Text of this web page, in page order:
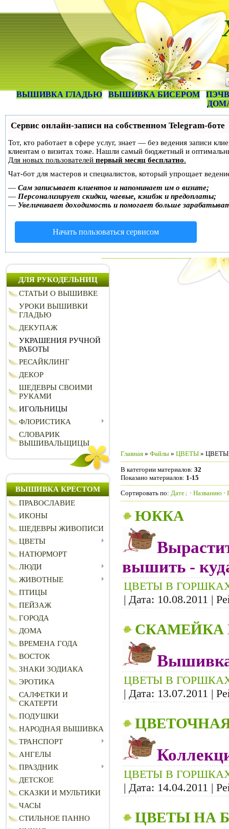
ВЫШИВКА ГЛАДЬЮ ВЫШИВКА БИСЕРОМ
Сервис онлайн-записи на собственном Telegram-боте
Тот, кто работает в сфере услуг, знает — без ведения записи
клиентам о визитах тоже. Нашли самый бюджетный и
Для новых пользователей первый месяц бесплатно.
Чат-бот для мастеров и специалистов, который упрощает
— Сам записывает клиентов и напоминает им о визите;
— Персонализирует скидки, чаевые, кэшбэк и предоплаты;
— Увеличивает доходимость и помогает больше
Начать пользоваться сервисом
ДЛЯ РУКОДЕЛЬНИЦ
СТАТЬИ О ВЫШИВКЕ
УРОКИ ВЫШИВКИ
ГЛАДЬЮ
ДЕКУПАЖ
УКРАШЕНИЯ РУЧНОЙ
РАБОТЫ
РЕСАЙКЛИНГ
ДЕКОР
ШЕДЕВРЫ СВОИМИ
РУКАМИ
ИГОЛЬНИЦЫ
ФЛОРИСТИКА
СЛОВАРИК
ВЫШИВАЛЬЩИЦЫ
ВЫШИВКА КРЕСТОМ
ПРАВОСЛАВИЕ
ИКОНЫ
ШЕДЕВРЫ ЖИВОПИСИ
ЦВЕТЫ
НАТЮРМОРТ
ЛЮДИ
ЖИВОТНЫЕ
ПТИЦЫ
ПЕЙЗАЖ
ГОРОДА
ДОМА
ВРЕМЕНА ГОДА
ВОСТОК
ЗНАКИ ЗОДИАКА
ЭРОТИКА
САЛФЕТКИ И
СКАТЕРТИ
ПОДУШКИ
НАРОДНАЯ ВЫШИВКА
ТРАНСПОРТ
АНГЕЛЫ
ПРАЗДНИК
ДЕТСКОЕ
СКАЗКИ И МУЛЬТИКИ
ЧАСЫ
СТИЛЬНОЕ ПАННО
Главная » Файлы » ЦВЕТЫ »
В категории материалов: 32
Показано материалов: 1-15
Сортировать по: Дате · Названию ·
ЮККА
вышить -
ЦВЕТЫ В
| Дата: 10.08.2011 |
СКАМЕЙКА
ЦВЕТЫ В
| Дата: 13.07.2011 |
ЦВЕТЫ В
| Дата: 14.04.2011 |
ЦВЕТЫ НА